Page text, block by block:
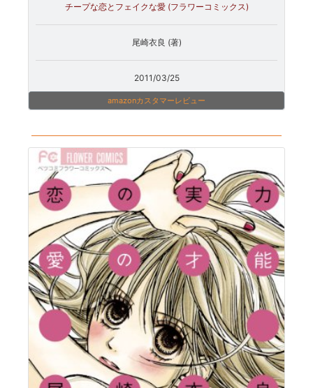
チープな恋とフェイクな愛 (フラワーコミックス)
尾崎衣良 (著)
2011/03/25
amazonカスタマーレビュー